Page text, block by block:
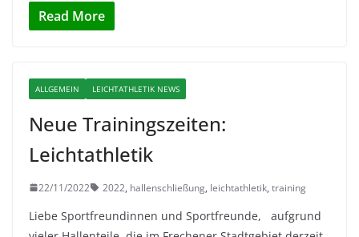
Read More
ALLGEMEIN LEICHTATHLETIK NEWS
Neue Trainingszeiten:
Leichtathletik
22/11/2022 2022, hallenschließung, leichtathletik, training
Liebe Sportfreundinnen und Sportfreunde, aufgrund